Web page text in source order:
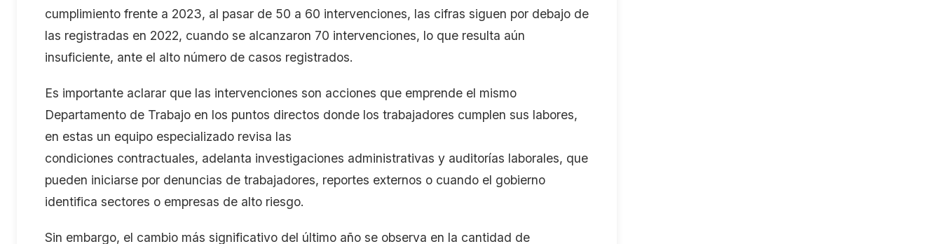
cumplimiento frente a 2023, al pasar de 50 a 60 intervenciones, las cifras siguen por debajo de
las registradas en 2022, cuando se alcanzaron 70 intervenciones, lo que resulta aún
insuficiente, ante el alto número de casos registrados.
Es importante aclarar que las intervenciones son acciones que emprende el mismo
Departamento de Trabajo en los puntos directos donde los trabajadores cumplen sus labores,
en estas un equipo especializado revisa las
condiciones contractuales, adelanta investigaciones administrativas y auditorías laborales, que
pueden iniciarse por denuncias de trabajadores, reportes externos o cuando el gobierno
identifica sectores o empresas de alto riesgo.
Sin embargo, el cambio más significativo del último año se observa en la cantidad de